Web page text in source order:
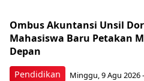
Pendidikan
Ombus Akuntansi Unsil
Mahasiswa Baru Petakan
Depan
Minggu, 9 Agu 2026